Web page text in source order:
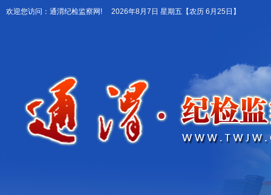
欢迎您访问：通渭纪检监察网! 2026年8月7日 星期五 【农历 6月25日】